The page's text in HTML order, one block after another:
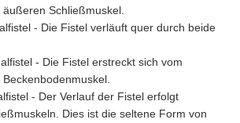
Schließmuskel.
- Die Fistel verläuft quer durch beide
- Die Fistel erstreckt sich vom
- Der Verlauf der Fistel erfolgt
Dies ist die seltene Form von